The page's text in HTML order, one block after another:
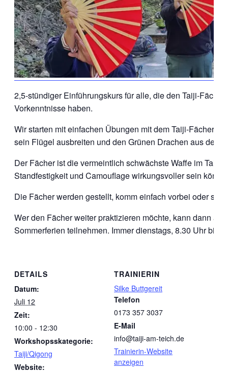
2,5-stündiger Einführungskurs für alle, die den Taiji-
Vorkenntnisse haben.
Wir starten mit einfachen Übungen mit dem Taiji-Fächer,
sein Flügel ausbreiten und den Grünen Drachen aus dem
Der Fächer ist die vermeintlich schwächste Waffe im Taiji
Standfestigkeit und Camouflage wirkungsvoller sein
Die Fächer werden gestellt, komm einfach vorbei oder
Wer den Fächer weiter praktizieren möchte, kann dann
Sommerferien teilnehmen. Immer dienstags, 8.30 Uhr bis
DETAILS
Datum:
Juli 12
Zeit:
10:00 - 12:30
Workshopsskategorie:
Taiji/Qigong
Website:
TRAINIERIN
Silke Buttgereit
Telefon
0173 357 3037
E-Mail
info@taiji-am-teich.de
Trainierin-Website
anzeigen